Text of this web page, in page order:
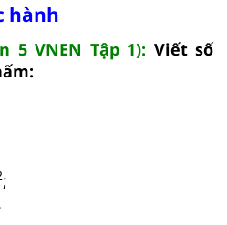
hành
5 VNEN Tập 1): Viết số
;